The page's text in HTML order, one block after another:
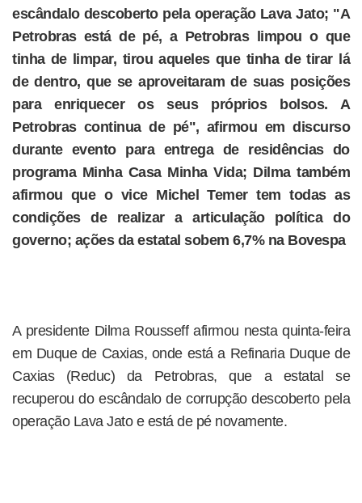
escândalo descoberto pela operação Lava Jato; "A
Petrobras está de pé, a Petrobras limpou o que
tinha de limpar, tirou aqueles que tinha de tirar lá
de dentro, que se aproveitaram de suas posições
para enriquecer os seus próprios bolsos. A
Petrobras continua de pé", afirmou em discurso
durante evento para entrega de residências do
programa Minha Casa Minha Vida; Dilma também
afirmou que o vice Michel Temer tem todas as
condições de realizar a articulação política do
governo; ações da estatal sobem 6,7% na Bovespa
A presidente Dilma Rousseff afirmou nesta quinta-feira
em Duque de Caxias, onde está a Refinaria Duque de
Caxias (Reduc) da Petrobras, que a estatal se
recuperou do escândalo de corrupção descoberto pela
operação Lava Jato e está de pé novamente.